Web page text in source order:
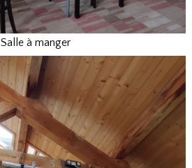
Salle à manger